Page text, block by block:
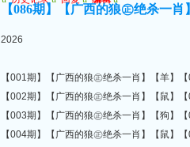
【086期】【广西的狼㊣绝杀一
2026
【001期】【广西的狼㊣绝杀一肖】【羊】
【002期】【广西的狼㊣绝杀一肖】【鼠】
【003期】【广西的狼㊣绝杀一肖】【狗】
【004期】【广西的狼㊣绝杀一肖】【鼠】